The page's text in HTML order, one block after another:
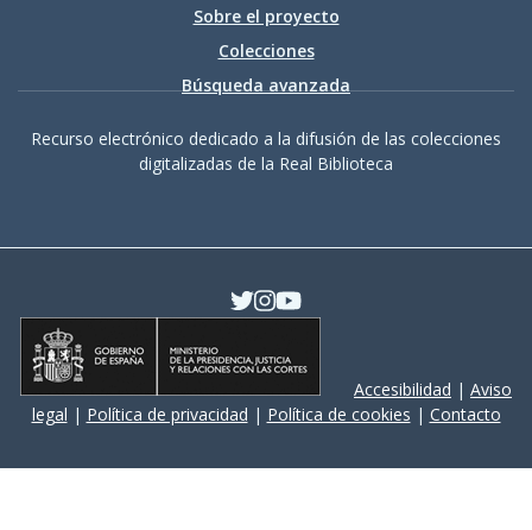
Sobre el proyecto
Colecciones
Búsqueda avanzada
Recurso electrónico dedicado a la difusión de las colecciones
digitalizadas de la Real Biblioteca
Accesibilidad | Aviso
legal | Política de privacidad | Política de cookies | Contacto